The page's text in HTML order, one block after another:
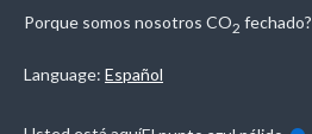
Porque somos nosotros CO2 fechado?
Language: Español